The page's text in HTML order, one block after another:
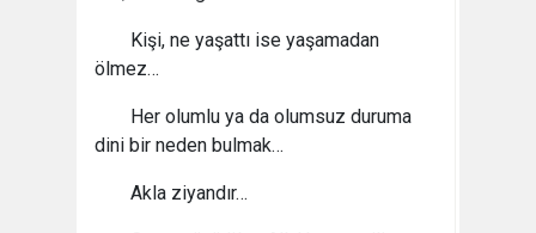
Kişi, ne yaşattı ise yaşamadan
ölmez…
Her olumlu ya da olumsuz duruma
dini bir neden bulmak…
Akla ziyandır…